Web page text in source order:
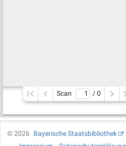
Scan / 0
©2026
Bayerische Staatsbibliothek